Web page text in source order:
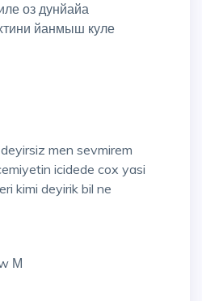
оз дунйайа
йанмыш куле
men sevmirem
icidede cox yasi
kimi deyirik bil ne
М